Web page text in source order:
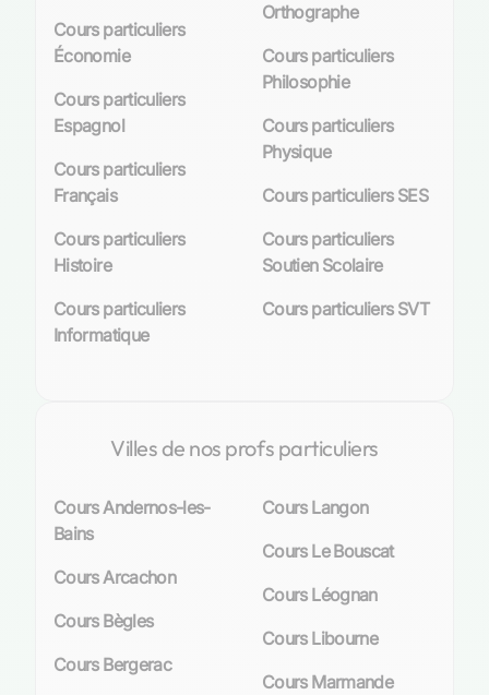
Cours particuliers
Économie
Cours particuliers
Espagnol
Cours particuliers
Français
Cours particuliers
Histoire
Cours particuliers
Informatique
Orthographe
Cours particuliers
Philosophie
Cours particuliers
Physique
Cours particuliers SES
Cours particuliers
Soutien Scolaire
Cours particuliers SVT
Villes de nos profs particuliers
Cours Andernos-les-
Bains
Cours Arcachon
Cours Bègles
Cours Bergerac
Cours Langon
Cours Le Bouscat
Cours Léognan
Cours Libourne
Cours Marmande